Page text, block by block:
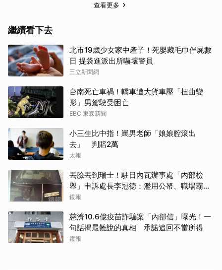
查看更多
繼續看下去
北市19歲少女家中產子！死嬰藏毛巾伴屍數
日 提袋進派出所嚇壞警員
三立新聞網
台南死亡車禍！轎車遭大貨車壓「扭曲變
形」男駕駛受困亡
EBC 東森新聞
小三生比中指！罵男老師「娘娘腔滾出
去」 判賠2萬
太報
丟臉丟到瑞士！駐日內瓦辦事處「內部檢
舉」申訴處長李冠德：濫用公帑、職場霸
凌、超速仔拒繳罰單 外交部要查了
鏡報
慈濟10.6億疫苗詐騙案「內部信」曝光！一
句話揭最難說的真相 承諾追回不當所得
鏡報